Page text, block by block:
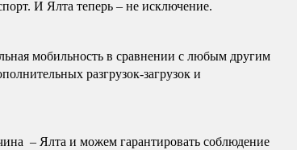
И Ялта теперь – не исключение.
мобильность в сравнении с любым другим
разгрузок-загрузок и
– Ялта и можем гарантировать соблюдение